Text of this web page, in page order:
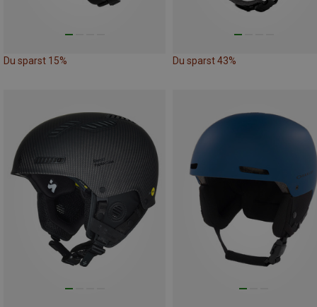
Du sparst 15% Du sparst 43%